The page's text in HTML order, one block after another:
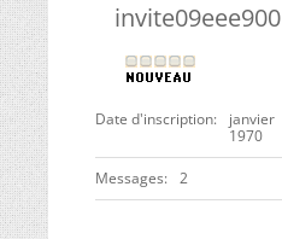
invite09eee900
Date d'inscription
janvier
1970
Messages 2